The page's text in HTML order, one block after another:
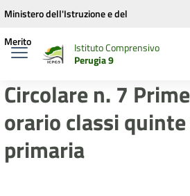
Vai ai contenuti
Vai al menu di navigazione
Vai al footer
Ministero dell'Istruzione e del
Merito
Istituto Comprensivo
Perugia 9
Circolare n. 7
orario classi
primaria